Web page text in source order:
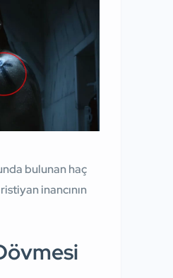
bulunan haç
inancının